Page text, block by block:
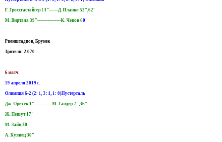
Г. Гроссгастайгер 11"------Д. Планко 52",62"
М. Виртала 39"----------------К. Чепон 60"
Риенштадион, Брунек
Зрители: 2 070
6 матч
19 апреля 2019 г.
Олимпия 6-2 (2: 1, 3: 1, 1: 0)Пустерталь
Дж. Орехек 1"------------М. Гандер 7",36"
Ж. Пешут 17"
М. Зайц 30"
А. Куявец 30"